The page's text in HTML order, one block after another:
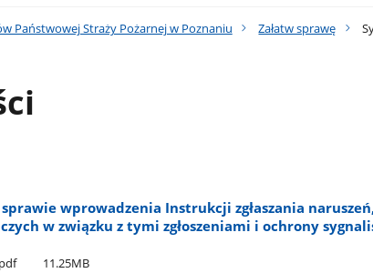
Państwowej Straży Pożarnej w Poznaniu Załatw sprawę
wprowadzenia Instrukcji zgłaszania
w związku z tymi zgłoszeniami i ochrony
11.25MB